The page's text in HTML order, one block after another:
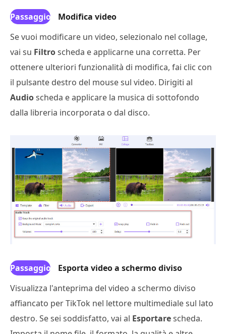
Passaggio
Modifica video
Se vuoi modificare un video, selezionalo nel collage,
vai su Filtroscheda e applicarne una corretta. Per
ottenere ulteriori funzionalità di modifica, fai clic con
il pulsante destro del mouse sul video. Dirigiti al
Audioscheda e applicare la musica di sottofondo
dalla libreria incorporata o dal disco.
Passaggio
4
Esporta video a schermo diviso
Visualizza l'anteprima del video a schermo diviso
affiancato per TikTok nel lettore multimediale sul lato
destro. Se sei soddisfatto, vai al Esportarescheda.